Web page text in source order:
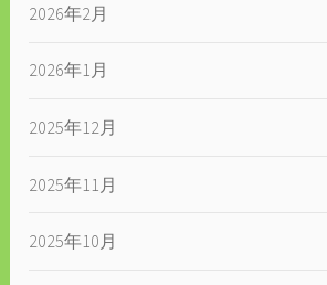
2026年2月
2026年1月
2025年12月
2025年11月
2025年10月